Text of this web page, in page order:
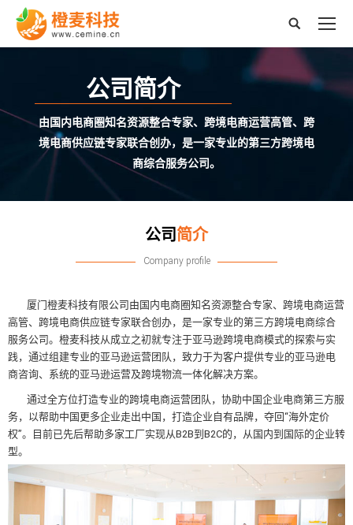
搜
公司简介
由国内电商圈知名资源整合专家、跨境电商运营高管、跨
境电商供应链专家联合创办，是一家专业的第三方跨境电
商综合服务公司。
公司简介
Company profile
厦门橙麦科技有限公司由国内电商圈知名资源整合专家、跨境电商运营
高管、跨境电商供应链专家联合创办，是一家专业的第三方跨境电商综合
服务公司。橙麦科技从成立之初就专注于亚马逊跨境电商模式的探索与实
践，通过组建专业的亚马逊运营团队，致力于为客户提供专业的亚马逊电
商咨询、系统的亚马逊运营及跨境物流一体化解决方案。
通过全方位打造专业的跨境电商运营团队，协助中国企业电商第三方服
务，以帮助中国更多企业走出中国，打造企业自有品牌，夺回“海外定价
权”。目前已先后帮助多家工厂实现从B2B到B2C的，从国内到国际的企业转
型。